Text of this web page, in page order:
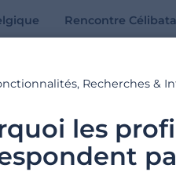
Rencontre
Recherches &
les